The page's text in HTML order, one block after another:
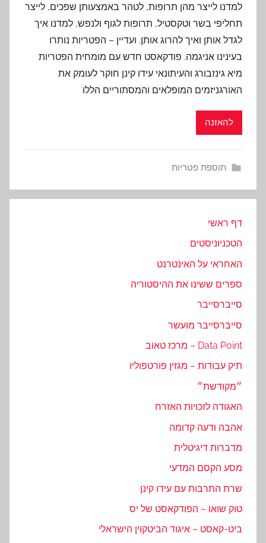
למדנו לייצר מהן תרופות, לטהר באמצעותן שפכים, לייצר
תחליפי בשר וטקסטיל, תרופות לגוף ולנפש, למדנו איך
לגדל אותן ואיך להרוג אותן. ועדיין – הפטריות נותרו
בעינינו אניגמה. פודקאסט חדש עם מומחית הפטריות
מיא גינזבורג והעיתונאי עידו קינן חוקר לעומק את
האורגניזמים המופלאים והמסתוריים הללו
להאזנה
תוספת פטריות
דף ראשי
הטכניוניסטים
האחראי על האינטרנט
ספרים ששינו את ההיסטוריה
סייברסייבר
סייברסייבר מועשר
Data Point – מרכז טאוב
תיק עבודות – מגזין פורטפוליו
״מקודשת״
האגודה לזכויות האזרח
אהבה ודעה קדומה
מדברות דיגיטלית
מסע הקסם המדעי
שרת התרבות עם עידו קינן
טוק שואו – הפודקאסט של יס
ביט-קאסט – איגוד הביטקוין הישראלי